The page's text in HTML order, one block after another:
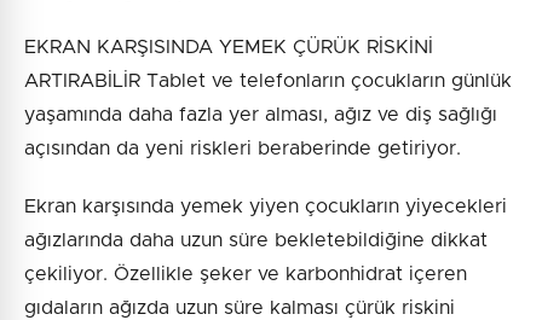
EKRAN KARŞISINDA YEMEK ÇÜRÜK RİSKİNİ
ARTIRABİLİR Tablet ve telefonların çocukların günlük
yaşamında daha fazla yer alması, ağız ve diş sağlığı
açısından da yeni riskleri beraberinde getiriyor.
Ekran karşısında yemek yiyen çocukların yiyecekleri
ağızlarında daha uzun süre bekletebildiğine dikkat
çekiliyor. Özellikle şeker ve karbonhidrat içeren
gıdaların ağızda uzun süre kalması çürük riskini